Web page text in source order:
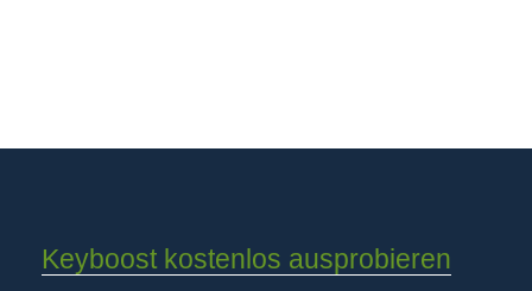
Keyboost kostenlos ausprobieren